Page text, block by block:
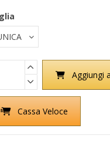
Aggiungi
Cassa Veloce